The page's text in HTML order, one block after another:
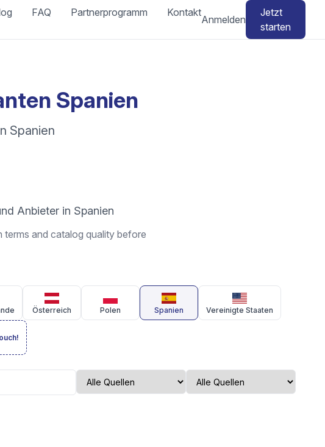
FAQ Partnerprogramm Kontakt
Anmelden
Jetzt
starten
Spanien
Spanien
Anbieter in Spanien
terms and catalog quality before
Österreich Polen Spanien Vereinigte Staaten